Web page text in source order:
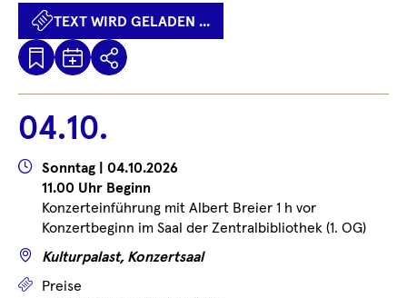
TEXT WIRD GELADEN ...
Text
wird
...
Kalenderdatei
Teilen
04.10.
Wann
Sonntag | 04.10.2026
11.00 Uhr Beginn
Konzerteinführung mit Albert Breier 1 h vor
Konzertbeginn im Saal der Zentralbibliothek (1. OG)
WoKulturpalast, Konzertsaal
Preise
Preise